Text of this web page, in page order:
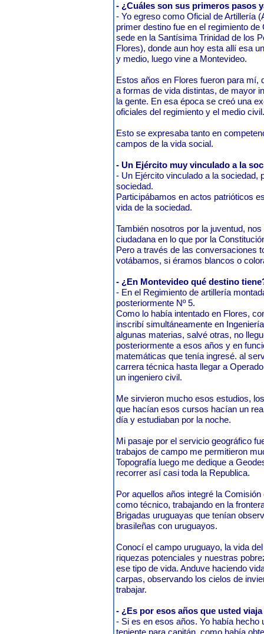
- ¿Cuáles son sus primeros pasos
- Yo egreso como Oficial de Artillería
primer destino fue en el regimiento
sede en la Santísima Trinidad de los
Flores), donde aun hoy esta allí esa
y medio, luego vine a Montevideo.
Estos años en Flores fueron para mí,
a formas de vida distintas, de mayor
la gente. En esa época se creó una
oficiales del regimiento y el medio civil.
Esto se expresaba tanto en
campos de la vida social.
- Un Ejército muy vinculado a la
- Un Ejército vinculado a la sociedad,
sociedad.
Participábamos en actos patrióticos
vida de la sociedad.
También nosotros por la juventud,
ciudadana en lo que por la
Pero a través de las conversaciones
votábamos, si éramos blancos o
- ¿En Montevideo qué destino
- En el Regimiento de artillería
posteriormente Nº 5.
Como lo había intentado en Flores,
inscribí simultáneamente en
algunas materias, salvé otras, no
posteriormente a esos años y en
matemáticas que tenía ingresé. al
carrera técnica hasta llegar a
un ingeniero civil.
Me sirvieron mucho esos estudios,
que hacían esos cursos hacían un
día y estudiaban por la noche.
Mi pasaje por el servicio geográfico
trabajos de campo me permitieron
Topografía luego me dedique a
recorrer así casi toda la Republica.
Por aquellos años integré la
como técnico, trabajando en la
Brigadas uruguayas que tenían
brasileñas con uruguayos.
Conocí el campo uruguayo, la vida
riquezas potenciales y nuestras
ese tipo de vida. Anduve haciendo
carpas, observando los cielos de
trabajar.
- ¿Es por esos años que usted
- Si es en esos años. Yo había hecho
teniente para capitán, como había